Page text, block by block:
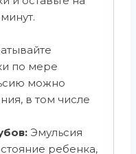
по мере
можно
в том числе
Эмульсия
ребенка,